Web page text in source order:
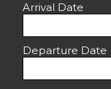
Arrival Date
Departure Date